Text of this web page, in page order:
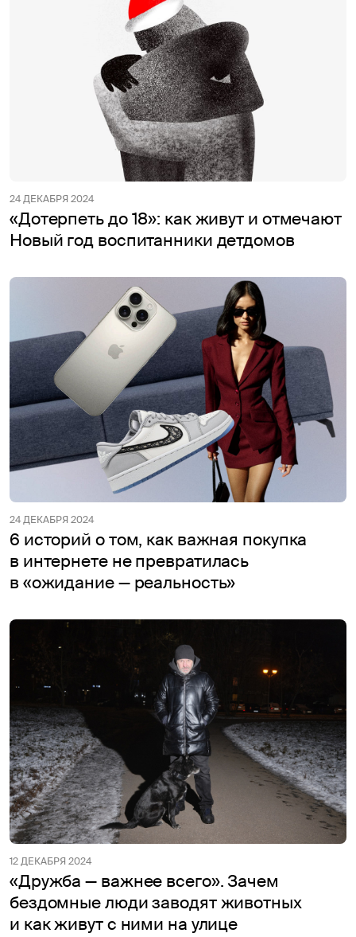
24 ДЕКАБРЯ 2024
«Дотерпеть до 18»: как живут и отмечают
Новый год воспитанники детдомов
24 ДЕКАБРЯ 2024
6 историй о том, как важная покупка
в интернете не превратилась
в «ожидание — реальность»
12 ДЕКАБРЯ 2024
«Дружба — важнее всего». Зачем
бездомные люди заводят животных
и как живут с ними на улице